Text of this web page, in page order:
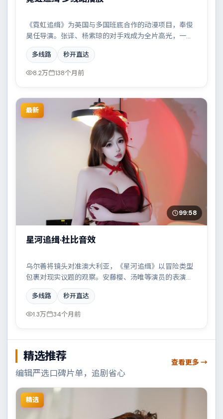
《霓虹追缉》为英国与多国班底合作的动漫项目，奉俊
昊任导演。张译、杨紫琼的对手戏成为全片高光，一场
看似偶然的事故牵出陈年秘辛。配乐与摄影风格统一，
具备院线质感。
多线路 秒开直达
8.2万 138个月前
最新
99:58
星河追缉·杜比音效
乌尔善将镜头对准澳大利亚，《星河追缉》以冒险类型
包裹对现实议题的观察。安藤樱、汤唯等演员的表演层
次丰富，科技伦理与情感羁绊形成强烈对撞。全片在类
型元素与人文关怀之间取得平衡。
多线路 秒开直达
1.3万 34个月前
精选推荐
编辑严选口碑片单，追剧省心
查看更多 →
精选